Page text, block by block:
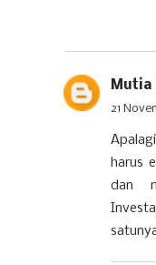
Mutia
21
harus
dan